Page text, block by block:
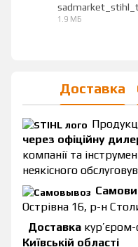
1.9 МБ
Доставка
через офіційну
компанії та
неякісного
Острівна 16, р-н
Доставка кур’єром-
Київській області